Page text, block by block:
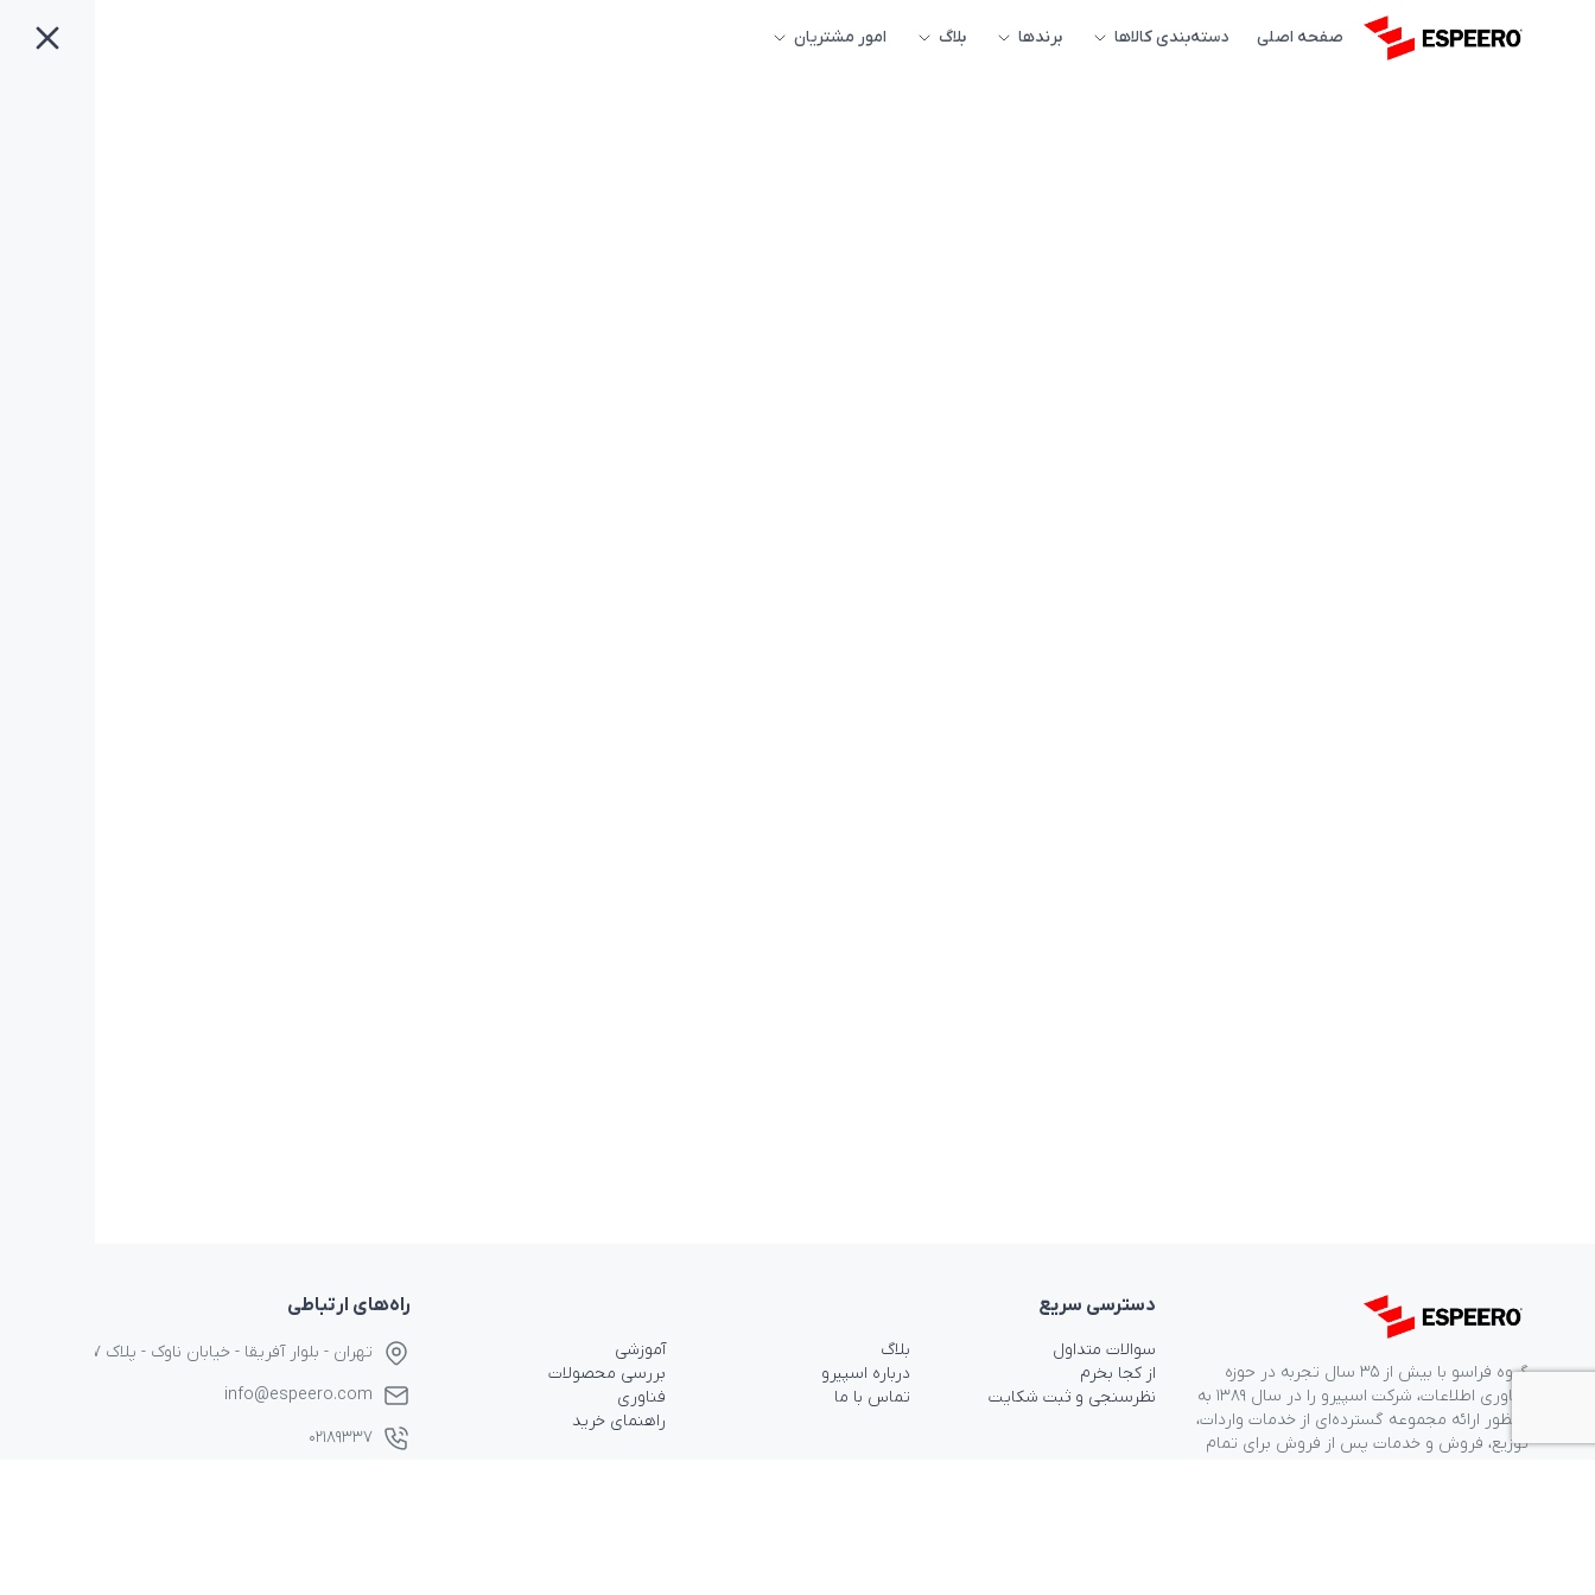
صفحه اصلی دسته‌بندی کالاها برندها بلاگ امور مشتریان
گروه فراسو با بیش از ۳۵ سال تجربه در حوزه
فناوری اطلاعات، شرکت اسپیرو را در سال ۱۳۸۹ به
منظور ارائه مجموعه گسترده‌ای از خدمات واردات،
توزیع، فروش و خدمات پس از فروش برای تمام
دسترسی‌ سریع
سوالات متداول
از کجا بخرم
نظرسنجی و ثبت شکایت
بلاگ
درباره اسپیرو
تماس با ما
آموزشی
بررسی محصولات
فناوری
راهنمای خرید
راه‌های ارتباطی
تهران - بلوار آفریقا - خیابان ناوک - پلاک ۱۷
info@espeero.com
۰۲۱۸۹۳۳۷